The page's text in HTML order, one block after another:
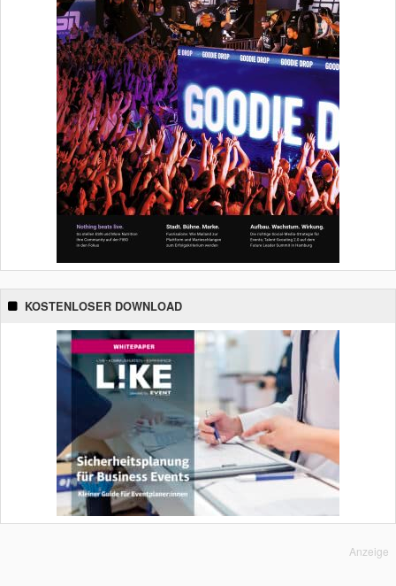
KOSTENLOSER DOWNLOAD
Anzeige